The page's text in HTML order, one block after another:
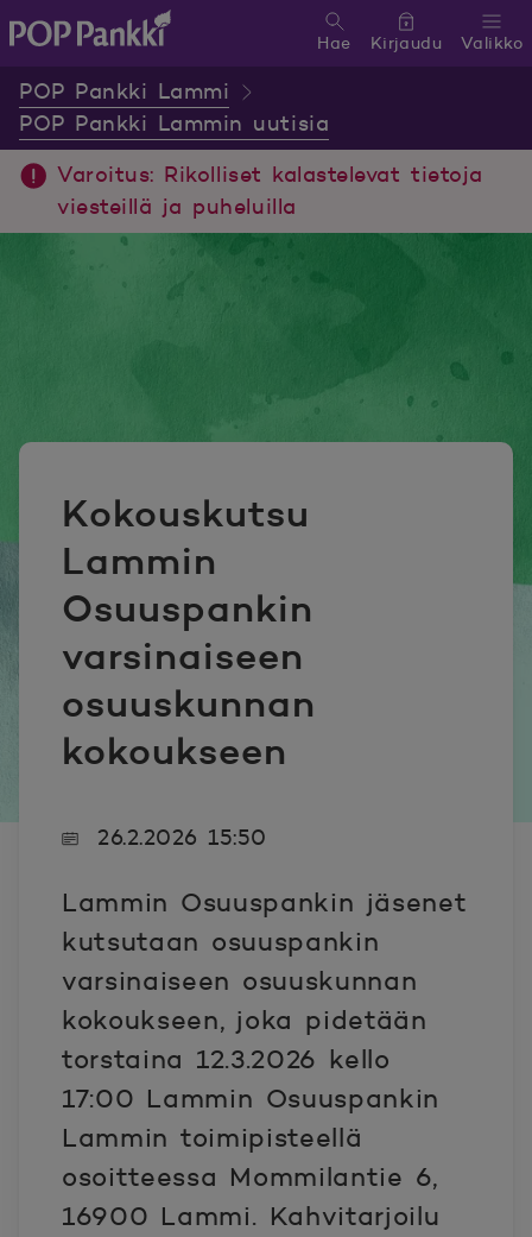
Valikko
Hae Kirjaudu
POP Pankki Lammi
POP Pankki Lammin uutisia
Varoitus: Rikolliset kalastelevat tietoja
viesteillä ja puheluilla
Kokouskutsu
Lammin
Osuuspankin
varsinaiseen
osuuskunnan
kokoukseen
26.2.2026 15:50
Lammin Osuuspankin jäsenet
kutsutaan osuuspankin
varsinaiseen osuuskunnan
kokoukseen, joka pidetään
torstaina 12.3.2026 kello
17:00 Lammin Osuuspankin
Lammin toimipisteellä
osoitteessa Mommilantie 6,
16900 Lammi. Kahvitarjoilu